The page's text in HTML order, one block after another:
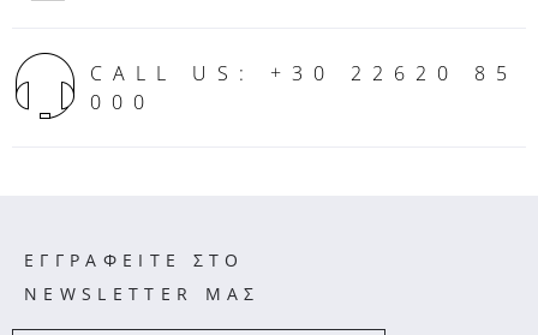
CALL US: +30 22620 85
000
ΕΓΓΡΑΦΕΙΤΕ ΣΤΟ
NEWSLETTER ΜΑΣ